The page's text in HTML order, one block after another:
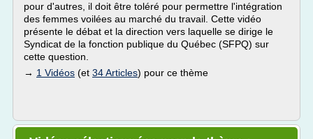
pour d'autres, il doit être toléré pour permettre l'intégration
des femmes voilées au marché du travail. Cette vidéo
présente le débat et la direction vers laquelle se dirige le
Syndicat de la fonction publique du Québec (SFPQ) sur
cette question.
→ 1 Vidéos (et 34 Articles) pour ce thème